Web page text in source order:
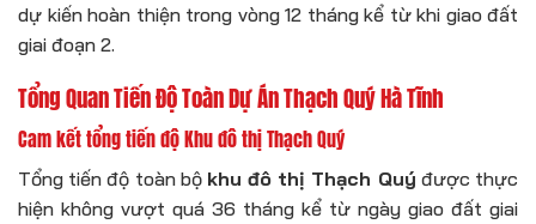
dự kiến hoàn thiện trong vòng 12 tháng kể từ khi giao đất
giai đoạn 2.
Tổng Quan Tiến Độ Toàn Dự Án Thạch Quý Hà Tĩnh
Cam kết tổng tiến độ Khu đô thị Thạch Quý
Tổng tiến độ toàn bộ khu đô thị Thạch Quý được thực
hiện không vượt quá 36 tháng kể từ ngày giao đất giai